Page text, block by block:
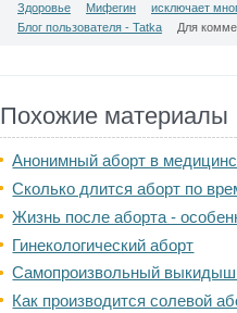
Здоровье Мифегин
исключает
Блог пользователя - Tatka
Для
Похожие материалы
Анонимный аборт в
Сколько длится аборт по
Жизнь после аборта -
Гинекологический аборт
Самопроизвольный
Как производится солевой